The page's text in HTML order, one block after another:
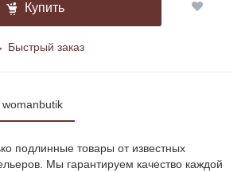
Купить
Быстрый заказ
подлинные товары от известных
Мы гарантируем качество каждой